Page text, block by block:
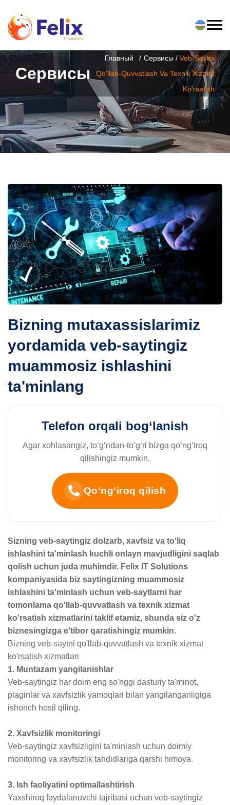
Сервисы
Главный Сервисы / Veb-Saytni
Qo'llab-Quvvatlash Va Texnik Xizmat
Ko'rsatish
Bizning mutaxassislarimiz
yordamida veb-saytingiz
muammosiz ishlashini
ta'minlang
Telefon orqali bog‘lanish
Agar xohlasangiz, to‘g‘ridan-to‘g‘ri bizga qo‘ng‘iroq
qilishingiz mumkin.
Qo‘ng‘iroq qilish
Sizning veb-saytingiz dolzarb, xavfsiz va to'liq
ishlashini ta'minlash kuchli onlayn mavjudligini saqlab
qolish uchun juda muhimdir. Felix IT Solutions
kompaniyasida biz saytingizning muammosiz
ishlashini ta'minlash uchun veb-saytlarni har
tomonlama qo'llab-quvvatlash va texnik xizmat
ko'rsatish xizmatlarini taklif etamiz, shunda siz o'z
biznesingizga e'tibor qaratishingiz mumkin.
Bizning veb-saytni qo'llab-quvvatlash va texnik xizmat
ko'rsatish xizmatlari
1. Muntazam yangilanishlar
Veb-saytingiz har doim eng so'nggi dasturiy ta'minot,
plaginlar va xavfsizlik yamoqlari bilan yangilanganligiga
ishonch hosil qiling.
2. Xavfsizlik monitoringi
Veb-saytingiz xavfsizligini ta'minlash uchun doimiy
monitoring va xavfsizlik tahdidlariga qarshi himoya.
3. Ish faoliyatini optimallashtirish
Yaxshiroq foydalanuvchi tajribasi uchun veb-saytingiz